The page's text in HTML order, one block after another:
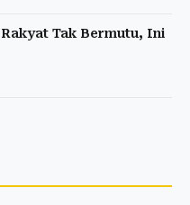
Tak Bermutu, Ini